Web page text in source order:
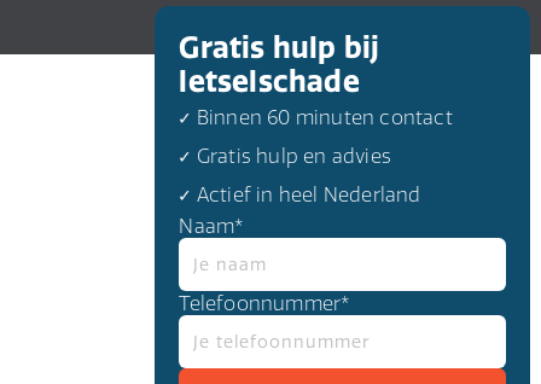
Gratis hulp bij
letselschade
✓ Binnen 60 minuten contact
✓ Gratis hulp en advies
✓ Actief in heel Nederland
Naam*
Telefoonnummer*